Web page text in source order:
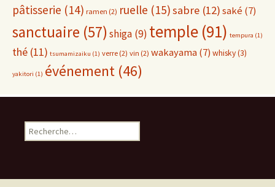
pâtisserie (14) ramen (2) ruelle (15)sabre (12)saké (7)
sanctuaire (57) shiga (9) temple (91) tempura (1)
thé (11) tsumamizaiku (1) verre(2) vin (2) wakayama(7) whisky(3)
yakitori (1) événement (46)
Rechercher :